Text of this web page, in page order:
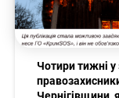
Чотири тижні у